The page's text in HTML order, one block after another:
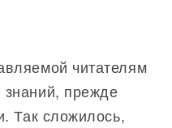
читателям
прежде
Так сложилось,